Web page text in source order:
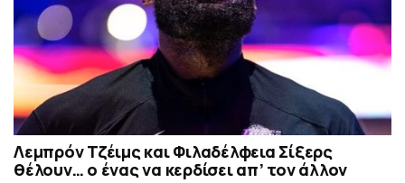
Λεμπρόν Τζέιμς και Φιλαδέλφεια Σίξερς
θέλουν… ο ένας να κερδίσει απ’ τον άλλον